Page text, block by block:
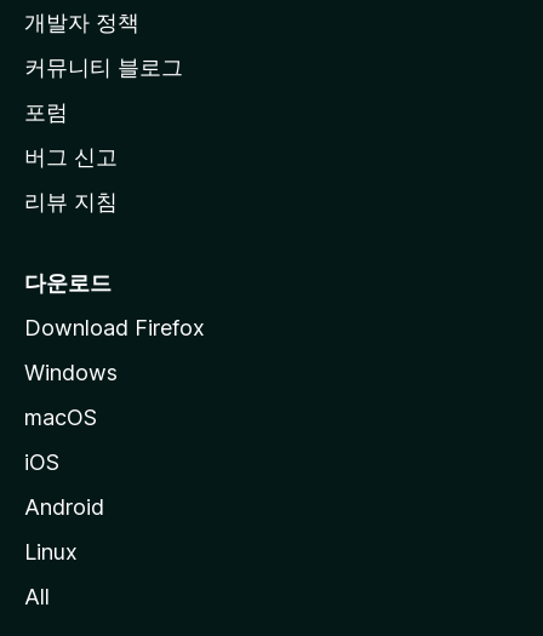
지
이
동
개발자 정책
커뮤니티 블로그
포럼
버그 신고
리뷰 지침
다운로드
Download Firefox
Windows
macOS
iOS
Android
Linux
All